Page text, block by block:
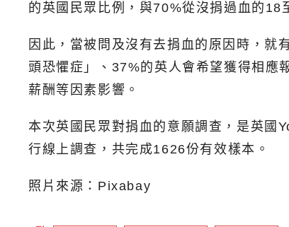
的英國民眾比例，與70%從沒捐過血的18
因此，當被問及沒有去捐血的原因時，就
頭恐懼症」、37%的英人會希望獲得相應
薪酬等因素影響。
本次英國民眾對捐血的意願調查，是英國
行線上調查，共完成1626份有效樣本。
照片來源：Pixabay